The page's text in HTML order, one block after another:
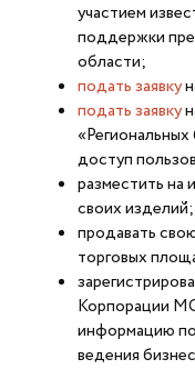
участием
поддержки
области;
подать заявку
подать заявку
доступ
разместить на
своих изделий;
продавать
торговых
Корпорации
информацию по
ведения